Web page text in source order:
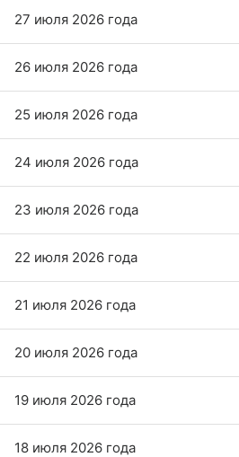
27 июля 2026 года
26 июля 2026 года
25 июля 2026 года
24 июля 2026 года
23 июля 2026 года
22 июля 2026 года
21 июля 2026 года
20 июля 2026 года
19 июля 2026 года
18 июля 2026 года